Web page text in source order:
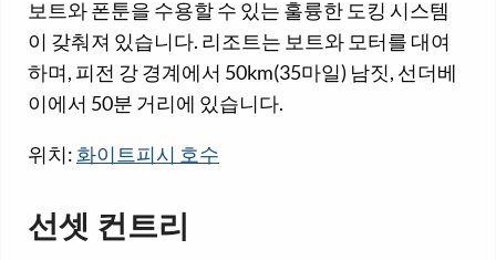
보트와 폰툰을 수용할 수 있는 훌륭한 도킹 시스템
이 갖춰져 있습니다. 리조트는 보트와 모터를 대여
하며, 피전 강 경계에서 50km(35마일) 남짓, 선더베
이에서 50분 거리에 있습니다.
위치: 화이트피시 호수
선셋 컨트리